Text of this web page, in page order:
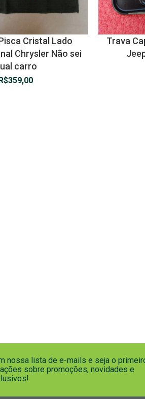
Cristal Lado
Chrysler Não sei
carro
359,00
Trava
nossa lista de e-mails e seja o
sobre promoções, novidades e